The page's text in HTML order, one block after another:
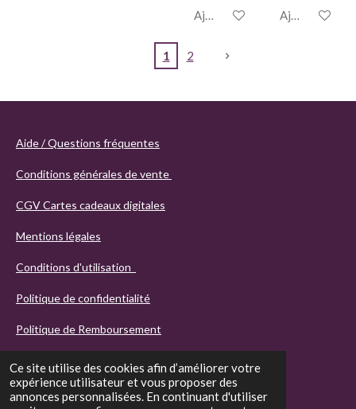
Ce site utilise des cookies afin d’améliorer votre
expérience utilisateur et vous proposer des
annonces personnalisées. En continuant d'utiliser
Ajouter au panierAjouter au
1 2
Aide / Questions fréquentes
Conditions générales de vente
CGV Cartes cadeaux digitales
Mentions légales
Conditions d'utilisation
Politique de confidentialité
Politique de Remboursement